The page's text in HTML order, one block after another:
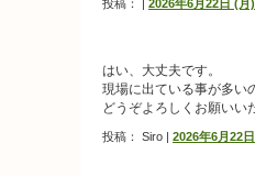
投稿： | 2026年6月22日 (月
はい、大丈夫です。
現場に出ている事が多い
どうぞよろしくお願いい
投稿： Siro | 2026年6月22